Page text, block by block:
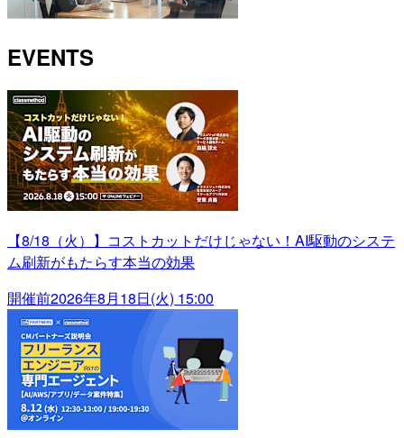
EVENTS
【8/18（火）】コストカットだけじゃない！AI駆動のシステ
ム刷新がもたらす本当の効果
開催前2026年8月18日(火) 15:00